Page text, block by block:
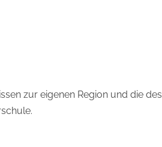
zur eigenen Region und die des